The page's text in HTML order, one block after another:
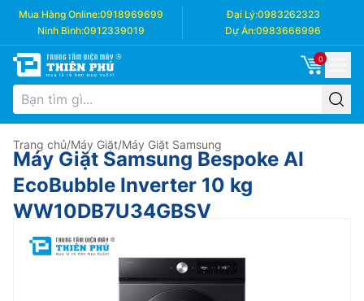
Mua Hàng Online:0918969699 Đại Lý:0983262323
Ninh Bình:0912339019 Dự Án:0983666996
0
Trang chủ/Máy Giặt/Máy Giặt Samsung
Máy Giặt Samsung Bespoke AI
EcoBubble Inverter 10 kg
WW10DB7U34GBSV